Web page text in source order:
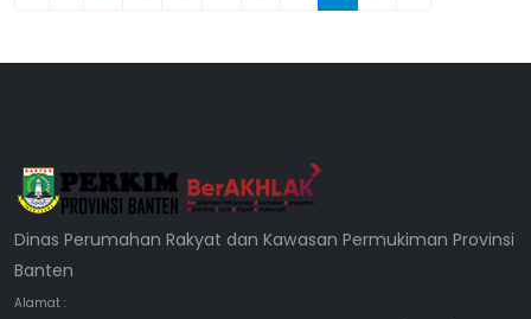
Dinas Perumahan Rakyat dan Kawasan Permukiman Provinsi
Banten
Alamat :